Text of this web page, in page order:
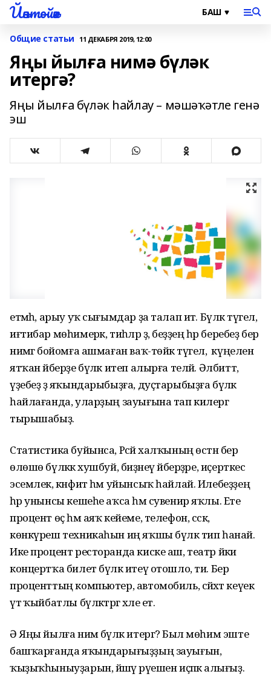
Йәнтөйәк
Общие статьи 11 ДЕКАБРЯ 2019, 12:00
Яңы йылға нимә бүләк
итергә?
Яңы йылға бүләк һайлау – мәшәҡәтле генә
эш
етмәһә, арыу уҡ сығымдар ҙа талап итә. Бүләк түгел,
иғтибар мөһимерәк, тиһәләр ҙә, беҙҙең һәр беребеҙ бер
нимәгә бойомға ашмаған ваҡ-төйәк түгел, ә күңеленә
ятҡан әйберҙе бүләк итеп алырға теләй. Әлбиттә,
үҙебеҙ ҙә яҡындарыбыҙға, дуҫтарыбыҙға бүләк
һайлағанда, уларҙың зауығына тап килергә
тырышабыҙ.
Статистика буйынса, Рәсәй халҡының өстән бер
өлөшө бүләккә хушбуй, биҙәнеү әйберҙәре, иҫерткес
эсемлек, кәнфит һәм уйынсыҡ һайлай. Илебеҙҙең
һәр унынсы кешеһе аҡса һәм сувенир яҡлы. Ете
процент өҫ һәм аяҡ кейеме, телефон, сәскә,
көнкүреш техникаһын иң яҡшы бүләк тип һанай.
Ике процент ресторанда киске аш, театр йәки
концертҡа билет бүләк итеү отошло, ти. Бер
проценттың компьютер, автомобиль, сәйәхәт кеүек
үтә ҡыйбатлы бүләктәргә хәле етә.
Ә Яңы йылға нимә бүләк итергә? Был мөһим эште
башҡарғанда яҡындарығыҙҙың зауығын,
ҡыҙыҡһыныуҙарын, йәшәү рәүешен иҫәпкә алығыҙ.